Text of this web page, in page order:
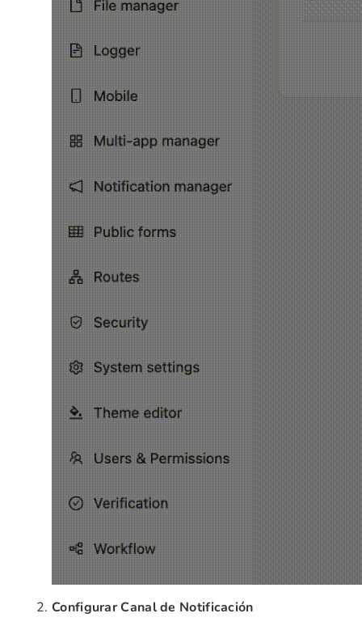
Configurar Canal de Notificación